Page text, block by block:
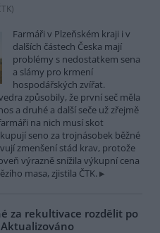
)
Farmáři v Plzeňském kraji i v
dalších částech Česka mají
problémy s nedostatkem sena
a slámy pro krmení
hospodářských zvířat.
způsobily, že první seč měla
a druhé a další seče už zřejmě
na nich musí skot
seno za trojnásobek běžné
zmenšení stád krav, protože
výrazně snížila výkupní cena
masa, zjistila ČTK.
za rekultivace rozdělit po
Aktualizováno